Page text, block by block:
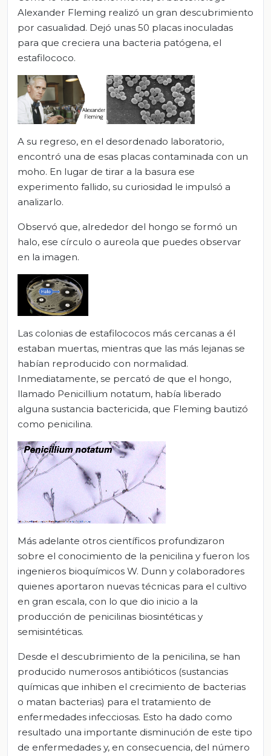
Alexander Fleming realizó un gran descubrimiento
por casualidad. Dejó unas 50 placas inoculadas
para que creciera una bacteria patógena, el
estafilococo.
A su regreso, en el desordenado laboratorio,
encontró una de esas placas contaminada con un
moho. En lugar de tirar a la basura ese
experimento fallido, su curiosidad le impulsó a
analizarlo.
Observó que, alrededor del hongo se formó un
halo, ese círculo o aureola que puedes observar
en la imagen.
Las colonias de estafilococos más cercanas a él
estaban muertas, mientras que las más lejanas se
habían reproducido con normalidad.
Inmediatamente, se percató de que el hongo,
llamado Penicillium notatum, había liberado
alguna sustancia bactericida, que Fleming bautizó
como penicilina.
Más adelante otros científicos profundizaron
sobre el conocimiento de la penicilina y fueron los
ingenieros bioquímicos W. Dunn y colaboradores
quienes aportaron nuevas técnicas para el cultivo
en gran escala, con lo que dio inicio a la
producción de penicilinas biosintéticas y
semisintéticas.
Desde el descubrimiento de la penicilina, se han
producido numerosos antibióticos (sustancias
químicas que inhiben el crecimiento de bacterias
o matan bacterias) para el tratamiento de
enfermedades infecciosas. Esto ha dado como
resultado una importante disminución de este tipo
de enfermedades y, en consecuencia, del número